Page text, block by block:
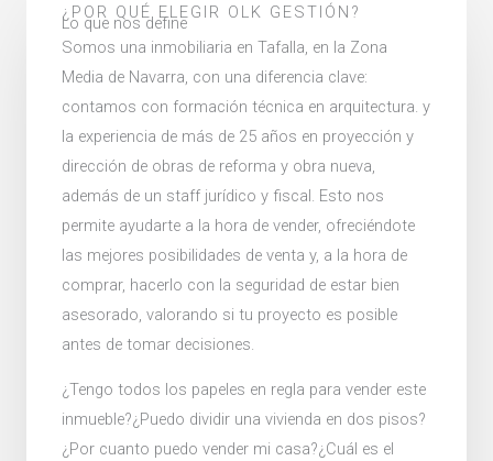
¿POR QUÉ ELEGIR OLK GESTIÓN?
Lo que nos define
Somos una inmobiliaria en Tafalla, en la Zona
Media de Navarra, con una diferencia clave:
contamos con formación técnica en arquitectura. y
la experiencia de más de 25 años en proyección y
dirección de obras de reforma y obra nueva,
además de un staff jurídico y fiscal. Esto nos
permite ayudarte a la hora de vender, ofreciéndote
las mejores posibilidades de venta y, a la hora de
comprar, hacerlo con la seguridad de estar bien
asesorado, valorando si tu proyecto es posible
antes de tomar decisiones.
¿Tengo todos los papeles en regla para vender este
inmueble?¿Puedo dividir una vivienda en dos pisos?
¿Por cuanto puedo vender mi casa?¿Cuál es el